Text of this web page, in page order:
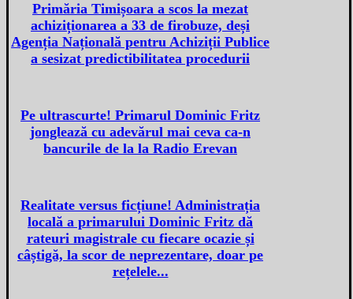
Primăria Timișoara a scos la mezat
achiziționarea a 33 de firobuze, deși
Agenția Națională pentru Achiziții Publice
a sesizat predictibilitatea procedurii
Pe ultrascurte! Primarul Dominic Fritz
jonglează cu adevărul mai ceva ca-n
bancurile de la la Radio Erevan
Realitate versus ficțiune! Administrația
locală a primarului Dominic Fritz dă
rateuri magistrale cu fiecare ocazie și
câștigă, la scor de neprezentare, doar pe
rețelele...